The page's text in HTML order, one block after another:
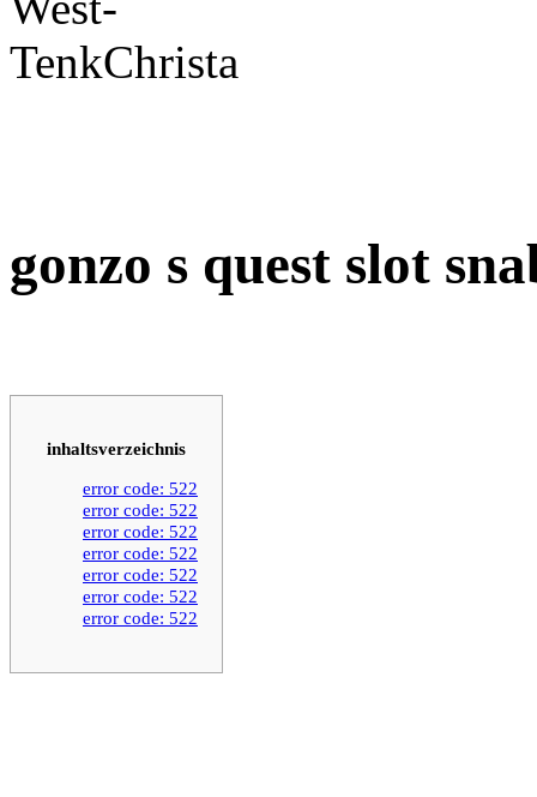
gonzo s quest slot
inhaltsverzeichnis
error code: 522
error code: 522
error code: 522
error code: 522
error code: 522
error code: 522
error code: 522